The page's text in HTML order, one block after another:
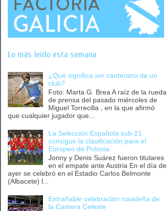
Lo más leído esta semana
¿Qué significa ser canterano de un
club?
Foto: Marta G. Brea A raíz de la rueda
de prensa del pasado miércoles de
Miguel Torrecilla , en la que afirmó
que cualquier jugador que...
La Selección Española sub-21
consigue la clasificación para el
Europeo de Polonia
Jonny y Denis Suárez fueron titulares
en el empate ante Austria En el día de
ayer se celebró en el Estadio Carlos Belmonte
(Albacete) l...
Entrañable celebración navideña de
la Cantera Celeste